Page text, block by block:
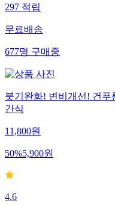
297적립
무료배송
677명구매중
붓기완화! 변비개선! 건푸
간식
11,800원
50%5,900원
4.6